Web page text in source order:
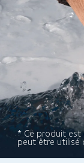
* Ce produit est
peut être utilisé